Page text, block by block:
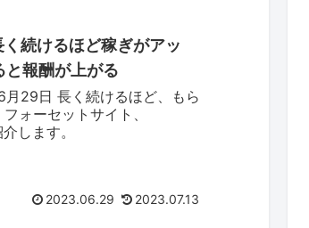
く続けるほど稼ぎがアッ
と報酬が上がる
29日 長く続けるほど、もら
ォーセットサイト、
します。
2023.06.29 2023.07.13